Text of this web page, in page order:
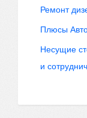
Ремонт
Плюсы
Несущие
и